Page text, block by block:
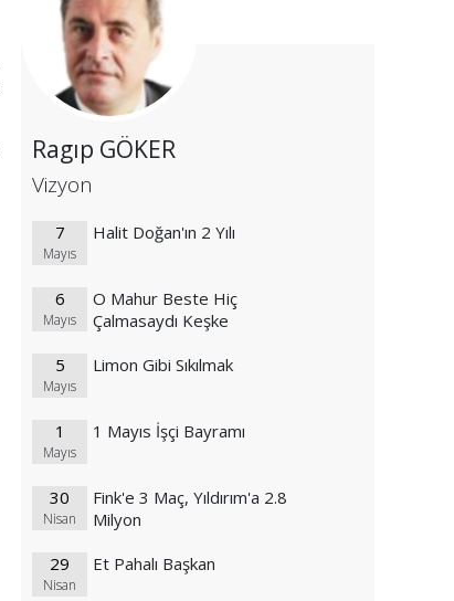
Ragıp GÖKER
Vizyon
7
Mayıs
Halit Doğan'ın 2 Yılı
6
Mayıs
O Mahur Beste Hiç
Çalmasaydı Keşke
5
Mayıs
Limon Gibi Sıkılmak
1
Mayıs
1 Mayıs İşçi Bayramı
30
Nisan
Fink'e 3 Maç, Yıldırım'a 2.8
Milyon
29
Nisan
Et Pahalı Başkan